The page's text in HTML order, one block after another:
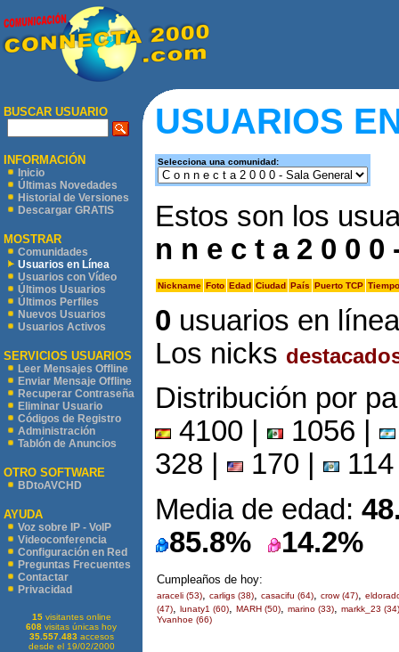
BUSCAR USUARIO
INFORMACIÓN
Inicio
Últimas Novedades
Historial de Versiones
Descargar GRATIS
MOSTRAR
Comunidades
Usuarios en Línea
Usuarios con Vídeo
Últimos Usuarios
Últimos Perfiles
Nuevos Usuarios
Usuarios Activos
SERVICIOS USUARIOS
Leer Mensajes Offline
Enviar Mensaje Offline
Recuperar Contraseña
Eliminar Usuario
Códigos de Registro
Administración
Tablón de Anuncios
OTRO SOFTWARE
BDtoAVCHD
AYUDA
Voz sobre IP - VoIP
Videoconferencia
Configuración en Red
Preguntas Frecuentes
Contactar
Privacidad
15visitantes online
608 visitas únicas hoy
35.557.483 accesos
desde el 19/02/2000
USUARIOS
Selecciona una comunidad:
Estos son los
n n e c t a 2 0 0 0
Nickname Foto Edad Ciudad País Puerto TCP
0 usuarios en
Los nicks
Distribución por
4100 |
1056 |
328 |
170 |
Media de edad:
85.8%
14.2%
Cumpleaños de hoy:
araceli (53), carligs (38), casacifu (64), crow (47),
(47), lunaty1 (60), MARH (50), marino (33), markk_23 (34)
Yvanhoe (66)